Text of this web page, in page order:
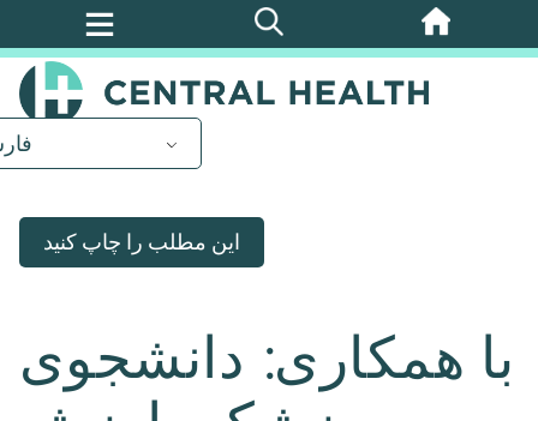
پرش
این مطلب را چاپ کنید
با همکاری: دانشجوی